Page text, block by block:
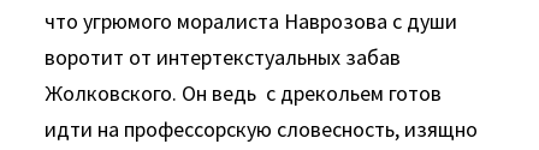
что угрюмого моралиста Наврозова с души
воротит от интертекстуальных забав
Жолковского. Он ведь с дрекольем готов
идти на профессорскую словесность, изящно